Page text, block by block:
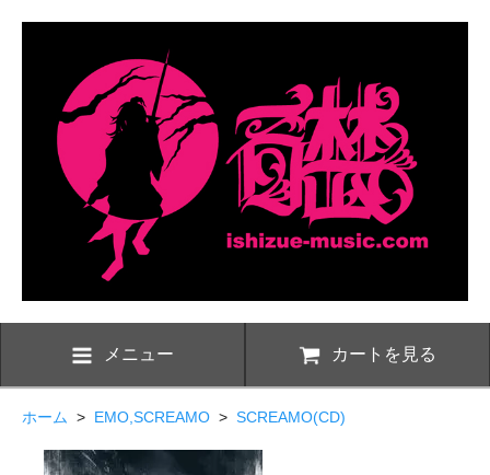
メニュー カートを見る
ホーム > EMO,SCREAMO > SCREAMO(CD)